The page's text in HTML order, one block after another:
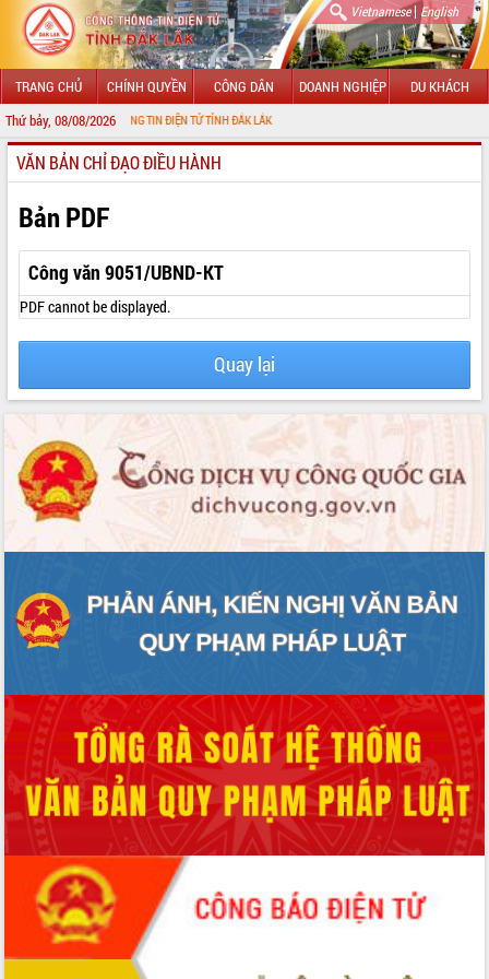
Vietnamese| English
TRANG CHỦ CHÍNH QUYỀN CÔNG DÂN DOANH NGHIỆP DU KHÁCH
Thứ bảy, 08/08/2026
CỔNG THÔNG TIN ĐIỆN TỬ TỈNH ĐẮK LẮK
GIỚI THIỆU
LÃNH ĐẠO UBND TỈNH
TIN TỨC SỰ KIỆN
SỞ, BAN, NGÀNH
UBND CÁC XÃ, PHƯỜNG
THÔNG TIN CHỈ ĐẠO ĐIỀU HÀNH
VĂN BẢN HĐND TỈNH
ĐIỂM TIN VĂN BẢN
VĂN BẢN CHỈ ĐẠO ĐIỀU HÀNH
Bản PDF
Công văn 9051/UBND-KT
PDF cannot be displayed.
Quay lại